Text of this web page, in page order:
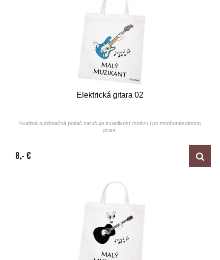
Elektrická gitara 02
Kvalitná sublimačná potlač zaručuje trvanlivosť motívu i po mnohonásobnom
praní.
8,- €